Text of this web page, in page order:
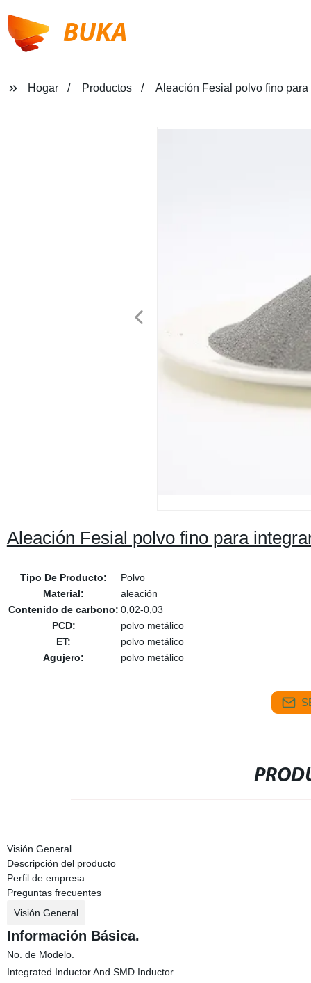
BUKA
Hogar Productos Aleación Fesial polvo fino
Aleación Fesial polvo fino para
Tipo De Producto:
Polvo
Material:
aleación
Contenido de carbono: 0,02-0,03
PCD:
polvo metálico
ET:
polvo metálico
Agujero:
polvo metálico
Visión General
Descripción del producto
Perfil de empresa
Preguntas frecuentes
Visión General
Información Básica.
No. de Modelo.
Integrated Inductor And SMD Inductor